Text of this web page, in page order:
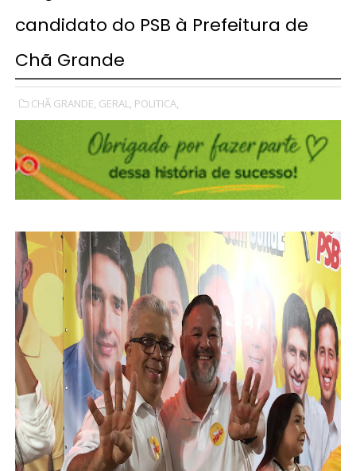
candidato do PSB à Prefeitura de
Chã Grande
CHÃ GRANDE, GERAL, POLITICA,